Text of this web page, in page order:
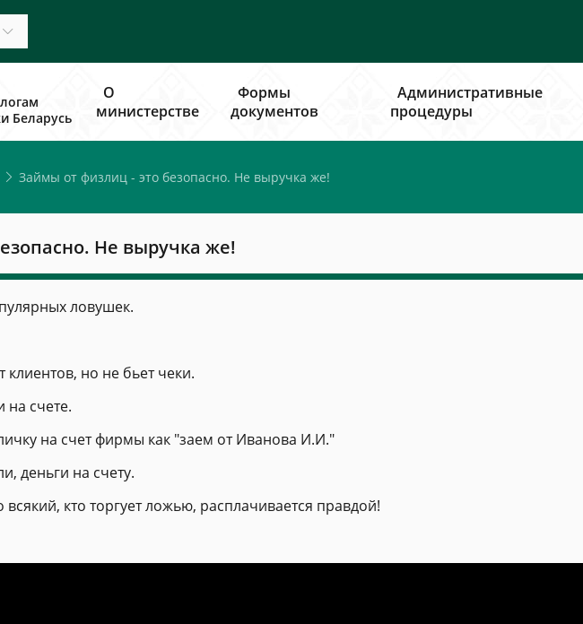
Беларусь
О
министерстве
Формы
документов
Административные
процедуры
Займы от физлиц - это безопасно. Не выручка же!
Не выручка же!
ловушек.
но не бьет чеки.
на счете.
на счет фирмы как "заем от Иванова И.И."
деньги на счету.
кто торгует ложью, расплачивается правдой!